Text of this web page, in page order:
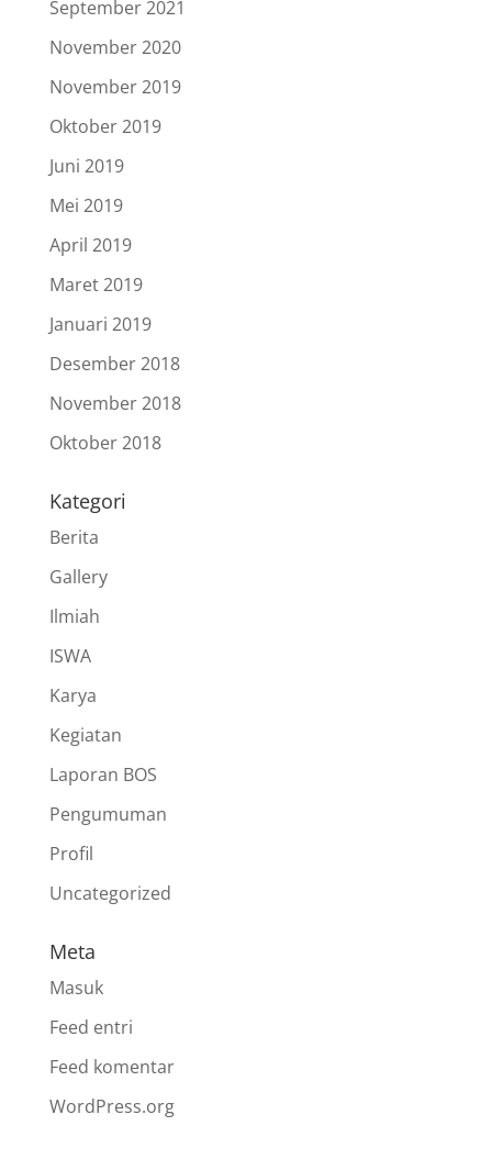
September 2021
November 2020
November 2019
Oktober 2019
Juni 2019
Mei 2019
April 2019
Maret 2019
Januari 2019
Desember 2018
November 2018
Oktober 2018
Kategori
Berita
Gallery
Ilmiah
ISWA
Karya
Kegiatan
Laporan BOS
Pengumuman
Profil
Uncategorized
Meta
Masuk
Feed entri
Feed komentar
WordPress.org